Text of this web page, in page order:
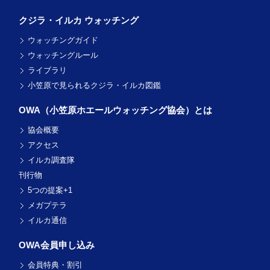
クジラ・イルカ ウォッチング
ウォッチングガイド
ウォッチングルール
ライブラリ
小笠原で見られるクジラ・イルカ図鑑
OWA（小笠原ホエールウォッチング協会）とは
協会概要
アクセス
イルカ調査隊
刊行物
5つの提案+1
メガプテラ
イルカ通信
OWA会員申し込み
会員特典・割引